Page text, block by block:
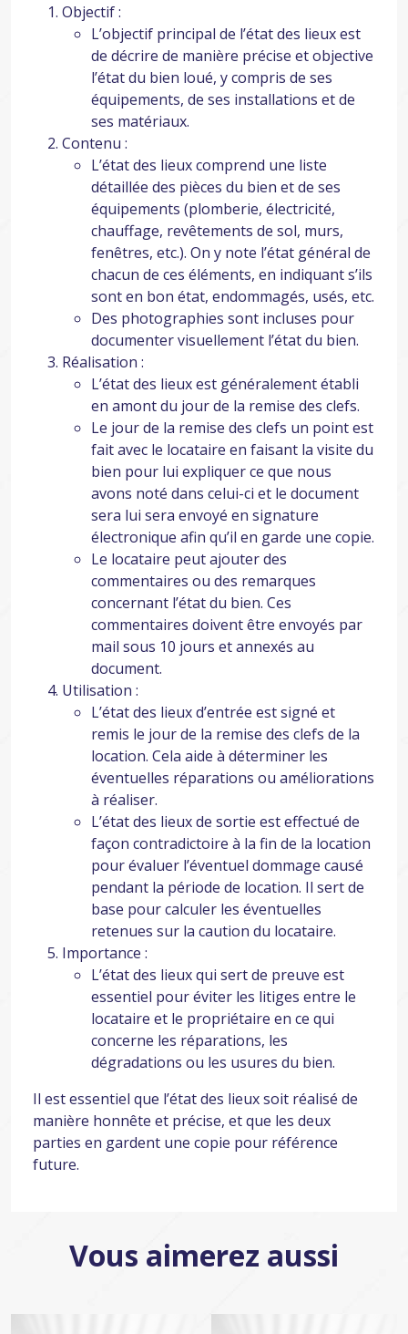
Objectif :
L’objectif principal de l’état des lieux est
de décrire de manière précise et objective
l’état du bien loué, y compris de ses
équipements, de ses installations et de
ses matériaux.
Contenu :
L’état des lieux comprend une liste
détaillée des pièces du bien et de ses
équipements (plomberie, électricité,
chauffage, revêtements de sol, murs,
fenêtres, etc.). On y note l’état général de
chacun de ces éléments, en indiquant s’ils
sont en bon état, endommagés, usés, etc.
Des photographies sont incluses pour
documenter visuellement l’état du bien.
Réalisation :
L’état des lieux est généralement établi
en amont du jour de la remise des clefs.
Le jour de la remise des clefs un point est
fait avec le locataire en faisant la visite du
bien pour lui expliquer ce que nous
avons noté dans celui-ci et le document
sera lui sera envoyé en signature
électronique afin qu’il en garde une copie.
Le locataire peut ajouter des
commentaires ou des remarques
concernant l’état du bien. Ces
commentaires doivent être envoyés par
mail sous 10 jours et annexés au
document.
Utilisation :
L’état des lieux d’entrée est signé et
remis le jour de la remise des clefs de la
location. Cela aide à déterminer les
éventuelles réparations ou améliorations
à réaliser.
L’état des lieux de sortie est effectué de
façon contradictoire à la fin de la location
pour évaluer l’éventuel dommage causé
pendant la période de location. Il sert de
base pour calculer les éventuelles
retenues sur la caution du locataire.
Importance :
L’état des lieux qui sert de preuve est
essentiel pour éviter les litiges entre le
locataire et le propriétaire en ce qui
concerne les réparations, les
dégradations ou les usures du bien.
Il est essentiel que l’état des lieux soit réalisé de
manière honnête et précise, et que les deux
parties en gardent une copie pour référence
future.
Vous aimerez aussi